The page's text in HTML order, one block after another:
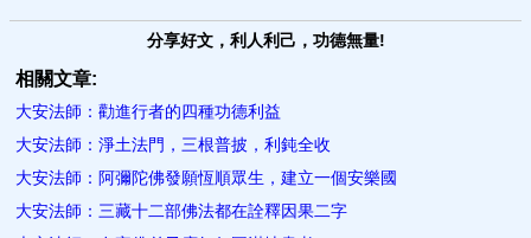
分享好文，利人利己，功德無量!
相關文章:
大安法師：勸進行者的四種功德利益
大安法師：淨土法門，三根普披，利鈍全收
大安法師：阿彌陀佛發願恆順眾生，建立一個安樂國
大安法師：三藏十二部佛法都在詮釋因果二字